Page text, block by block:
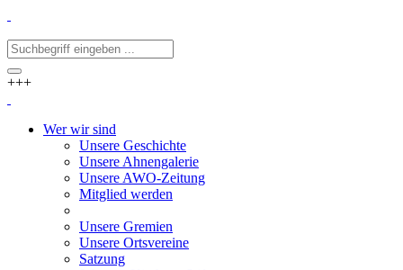
+++
Wer wir sind
Unsere Geschichte
Unsere Ahnengalerie
Unsere AWO-Zeitung
Mitglied werden
Unsere Gremien
Unsere Ortsvereine
Satzung